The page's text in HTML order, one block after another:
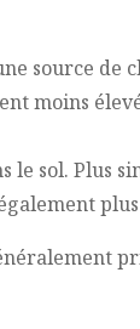
source
moins
sol. Plus